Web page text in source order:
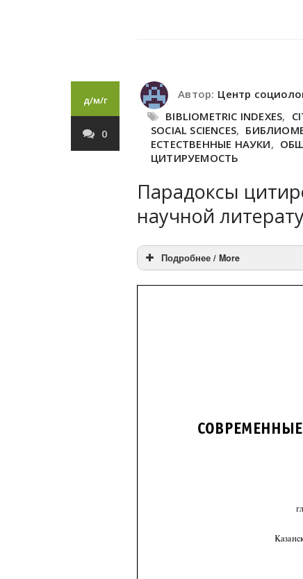
д/м/г
0
Автор: Центр
BIBLIOMETRIC INDEXES,
SOCIAL SCIENCES,
ЕСТЕСТВЕННЫЕ НАУКИ,
ЦИТИРУЕМОСТЬ
Парадоксы
научной
Подробнее / More